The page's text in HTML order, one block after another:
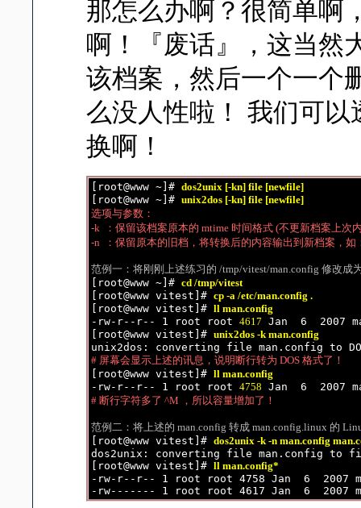
那怎么办啊？很简单啊
啊！『废话』，这当然
该档案，然后一个一个
么没人性啦！ 我们可
换啊！
[root@www ~]# dos2unix [-kn] file [newfile]
[root@www ~]# unix2dos [-kn] file [newfile]
选项与参数：
-k  ：保留该档案原本的 mtime 时间格式 (不更新档案上次
-n  ：保留原本的旧档，将转换后的内容输出到新档案，如
范例一：将刚刚上述练习的 /tmp/vitest/man.config 修改成
[root@www ~]# cd /tmp/vitest
[root@www vitest]# cp -a /etc/man.config .
[root@www vitest]# ll man.config
-rw-r--r-- 1 root root 4617 Jan  6  2007
[root@www vitest]# unix2dos -k man.config
# 屏幕会显示上述的讯息，说明断行转为 DOS 格式了！
[root@www vitest]# ll man.config
-rw-r--r-- 1 root root 4758
# 断行字符多了 ^M ，所以容量增加了！
范例二：将上述的 man.config 转成 man.config.linux 的
[root@www vitest]# dos2unix -k -n man.config
dos2unix: converting file man.config to
[root@www vitest]# ll man.config*
-rw-r--r-- 1 root root 4758 Jan  6  2007